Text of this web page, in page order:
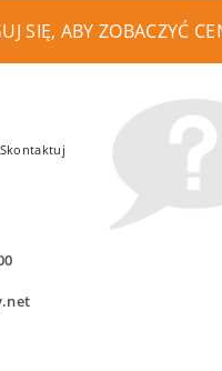
SIĘ, ABY ZOBACZYĆ